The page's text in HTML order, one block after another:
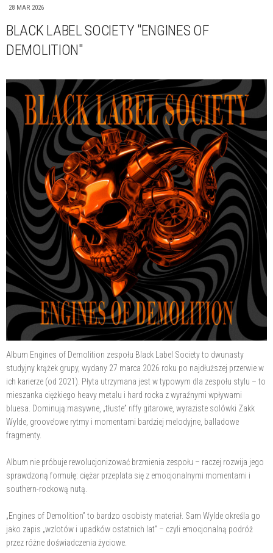
28 MAR 2026
BLACK LABEL SOCIETY "ENGINES OF
DEMOLITION"
Album Engines of Demolition zespołu Black Label Society to dwunasty
studyjny krążek grupy, wydany 27 marca 2026 roku po najdłuższej przerwie w
ich karierze (od 2021). Płyta utrzymana jest w typowym dla zespołu stylu – to
mieszanka ciężkiego heavy metalu i hard rocka z wyraźnymi wpływami
bluesa. Dominują:masywne, „tłuste” riffy gitarowe, wyraziste solówki Zakk
Wylde, groove’owe rytmy i momentami bardziej melodyjne, balladowe
fragmenty.
Album nie próbuje rewolucjonizować brzmienia zespołu – raczej rozwija jego
sprawdzoną formułę: ciężar przeplata się z emocjonalnymi momentami i
southern-rockową nutą.
„Engines of Demolition” to bardzo osobisty materiał. Sam Wylde określa go
jako zapis „wzlotów i upadków ostatnich lat” – czyli emocjonalną podróż
przez różne doświadczenia życiowe.